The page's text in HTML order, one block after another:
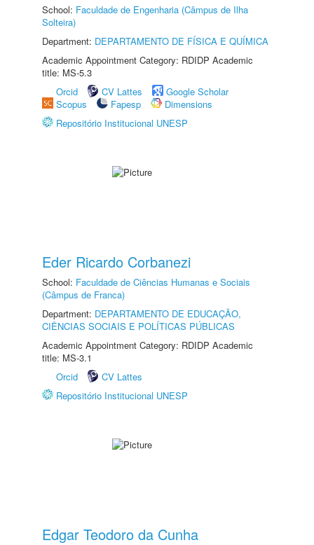
School: Faculdade de Engenharia (Câmpus de Ilha
Solteira)
Department: DEPARTAMENTO DE FÍSICA E QUÍMICA
Academic Appointment Category: RDIDP Academic
title: MS-5.3
Orcid
CV Lattes
Google Scholar
Scopus
Fapesp
Dimensions
Repositório Institucional UNESP
Eder Ricardo Corbanezi
School: Faculdade de Ciências Humanas e Sociais
(Câmpus de Franca)
Department: DEPARTAMENTO DE EDUCAÇÃO,
CIÊNCIAS SOCIAIS E POLÍTICAS PÚBLICAS
Academic Appointment Category: RDIDP Academic
title: MS-3.1
Orcid
CV Lattes
Repositório Institucional UNESP
Edgar Teodoro da Cunha